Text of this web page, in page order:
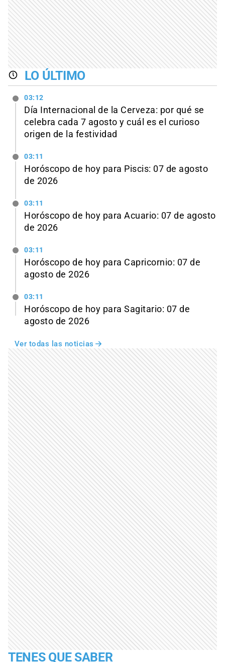
LO ÚLTIMO
03:12
Día Internacional de la Cerveza: por qué se
celebra cada 7 agosto y cuál es el curioso
origen de la festividad
03:11
Horóscopo de hoy para Piscis: 07 de agosto
de 2026
03:11
Horóscopo de hoy para Acuario: 07 de agosto
de 2026
03:11
Horóscopo de hoy para Capricornio: 07 de
agosto de 2026
03:11
Horóscopo de hoy para Sagitario: 07 de
agosto de 2026
Ver todas las noticias
TENES QUE SABER